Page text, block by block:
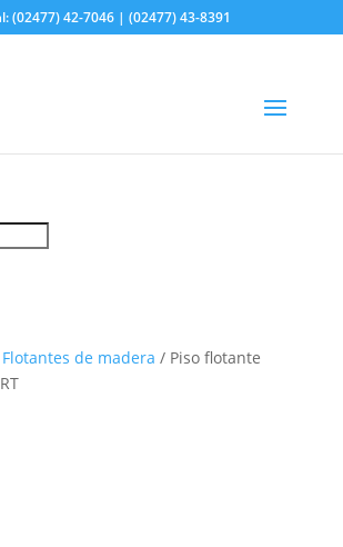
(02477) 42-7046 | (02477) 43-8391
Flotantes de madera / Piso flotante